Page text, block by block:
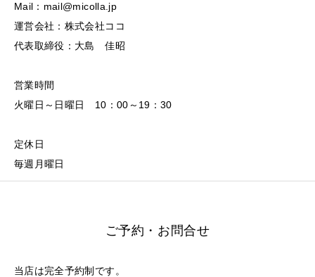
Mail：mail@micolla.jp
運営会社：株式会社ココ
代表取締役：大島 佳昭
営業時間
火曜日～日曜日 10：00～19：30
定休日
毎週月曜日
ご予約・お問合せ
当店は完全予約制です。